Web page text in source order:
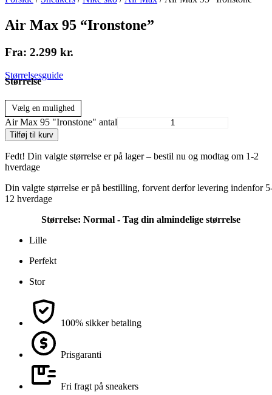
Air Max 95 “Ironstone”
Fra: 2.299 kr.
Størrelsesguide
Størrelse
Vælg en mulighed
Air Max 95 "Ironstone" antal
Tilføj til kurv
Fedt! Din valgte størrelse er på lager – bestil nu og modtag om 1-2
hverdage
Din valgte størrelse er på bestilling, forvent derfor levering indenfor
12 hverdage
Størrelse: Normal - Tag din almindelige størrelse
Lille
Perfekt
Stor
100% sikker betaling
Prisgaranti
Fri fragt på sneakers